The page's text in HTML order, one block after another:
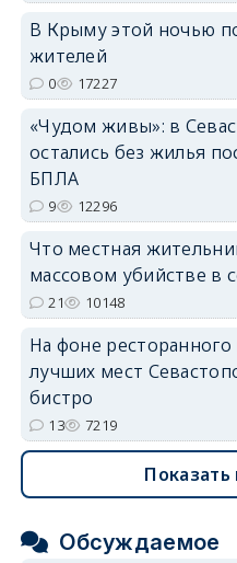
В Крыму этой ночью
жителей
0 17227
«Чудом живы»: в
остались без жилья
БПЛА
9 12296
Что местная
массовом убийстве в
21 10148
На фоне
лучших мест
бистро
13 7219
Показать
Обсуждаемое